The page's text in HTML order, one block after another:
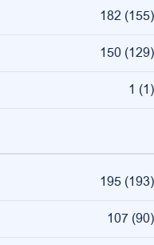
182 (155)
150 (129)
1 (1)
195 (193)
107 (90)